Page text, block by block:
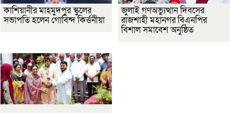
কাশিয়ানীর মাহমুদপুর স্কুলের
সভাপতি হলেন গোবিন্দ কির্ত্তনীয়া
জুলাই গণঅভ্যুত্থান দিবসের
রাজশাহী মহানগর বিএনপির
বিশাল সমাবেশ অনুষ্ঠিত